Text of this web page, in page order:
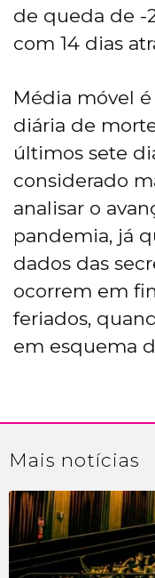
de queda de -
com 14 dias
Média móvel
diária de
últimos sete
considerado
analisar o
pandemia, já
dados das
ocorrem em
feriados,
em esquema
Mais notícias